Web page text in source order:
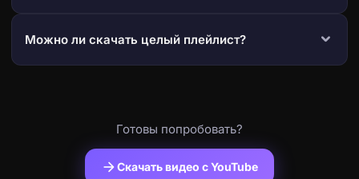
Можно ли скачать целый плейлист?
Готовы попробовать?
arrow_forward Скачать видео с YouTube